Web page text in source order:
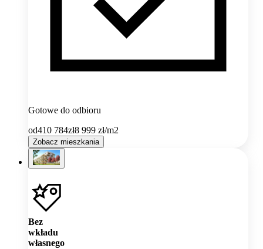
Gotowe do odbioru
od410 784zł8 999 zł/m2
Zobacz mieszkania
Bez
wkładu
własnego